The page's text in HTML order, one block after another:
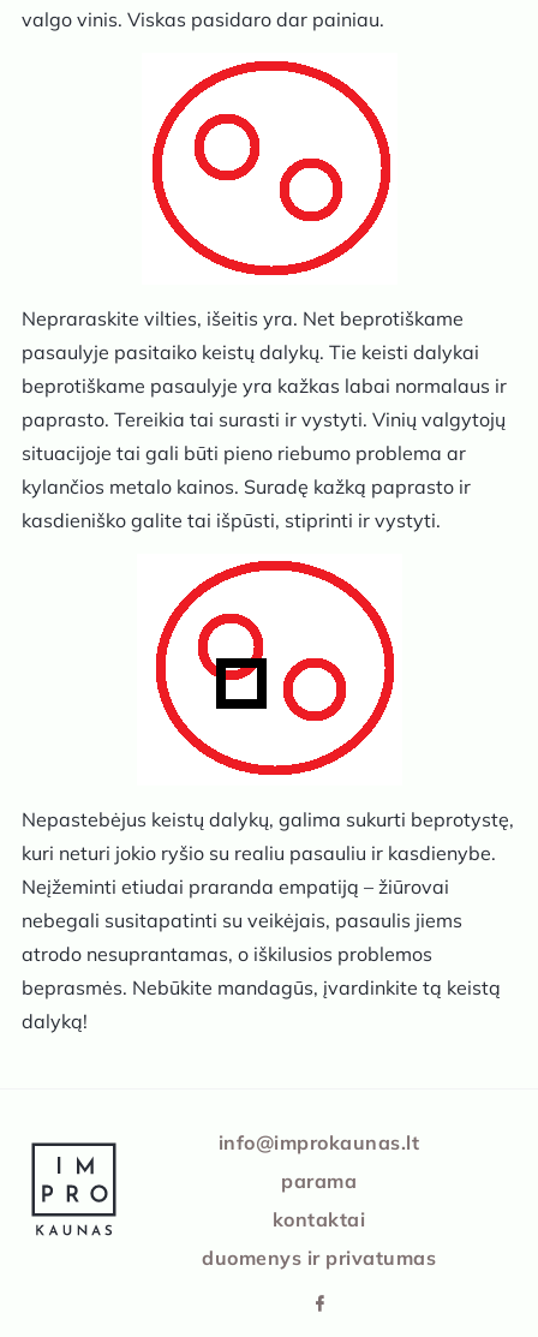
valgo vinis. Viskas pasidaro dar painiau.
Nepraraskite vilties, išeitis yra. Net beprotiškame
pasaulyje pasitaiko keistų dalykų. Tie keisti dalykai
beprotiškame pasaulyje yra kažkas labai normalaus ir
paprasto. Tereikia tai surasti ir vystyti. Vinių valgytojų
situacijoje tai gali būti pieno riebumo problema ar
kylančios metalo kainos. Suradę kažką paprasto ir
kasdieniško galite tai išpūsti, stiprinti ir vystyti.
Nepastebėjus keistų dalykų, galima sukurti beprotystę,
kuri neturi jokio ryšio su realiu pasauliu ir kasdienybe.
Neįžeminti etiudai praranda empatiją – žiūrovai
nebegali susitapatinti su veikėjais, pasaulis jiems
atrodo nesuprantamas, o iškilusios problemos
beprasmės. Nebūkite mandagūs, įvardinkite tą keistą
dalyką!
IMPRO Kaunasinfo@improkaunas.lt
parama
kontaktai
duomenys ir privatumas